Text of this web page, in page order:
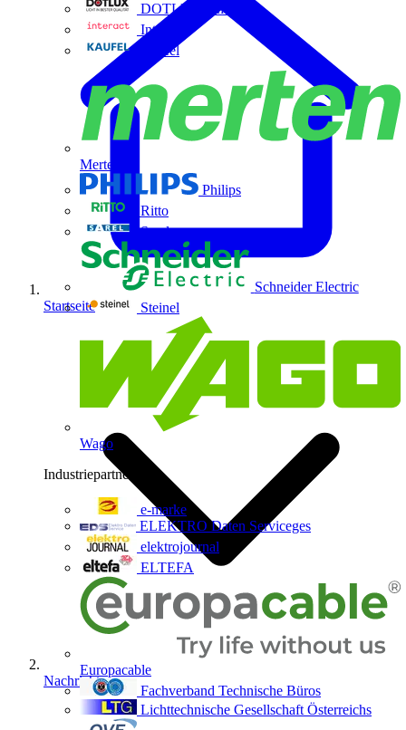
DOTLUX GmbH
Interact
Kaufel
Merten
Philips
Ritto
Sarel
Schneider Electric
Steinel
Wago
Industriepartner
e-marke
ELEKTRO Daten Serviceges
elektrojournal
ELTEFA
Europacable
Fachverband Technische Büros
Lichttechnische Gesellschaft Österreichs
Startseite
Nachrichten